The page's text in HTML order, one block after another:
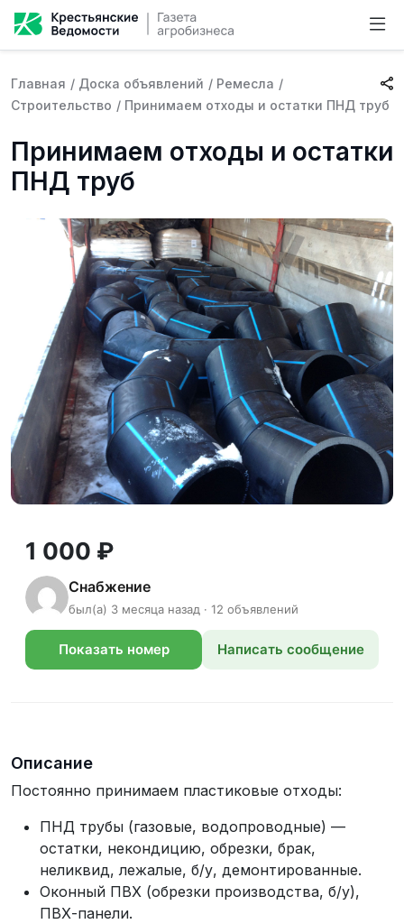
Главная / Доска объявлений / Ремесла /
Строительство / Принимаем отходы и остатки ПНД труб
Принимаем отходы и остатки
ПНД труб
1 000 ₽
Снабжение
был(а) 3 месяца назад · 12 объявлений
Показать номер Написать сообщение
Описание
Постоянно принимаем пластиковые отходы:
ПНД трубы (газовые, водопроводные) —
остатки, некондицию, обрезки, брак,
неликвид, лежалые, б/у, демонтированные.
Оконный ПВХ (обрезки производства, б/у),
ПВХ-панели.